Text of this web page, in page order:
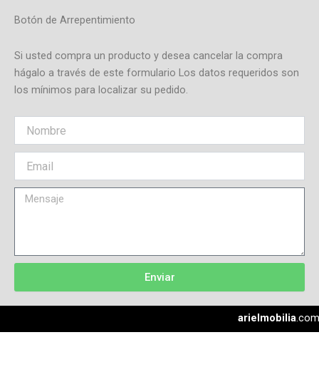
e
o
o
k
a
p
p
o
p
e
g
r
m
Botón de Arrepentimiento
Si usted compra un producto y desea cancelar la compra
hágalo a través de este formulario Los datos requeridos son
los mínimos para localizar su pedido.
Enviar
arielmobilia.com